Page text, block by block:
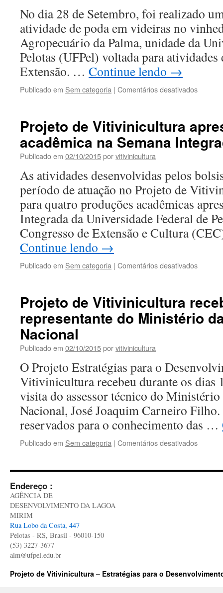
na
No dia 28 de Setembro, foi realizado
atividade de poda em videiras no
Agropecuário da Palma, unidade da
Pelotas (UFPel) voltada para atividades
Extensão. … Continue lendo →
Publicado em Sem categoria | Comentários desativadosem
de
Dia
Projeto de Vitivinicultura
acadêmica na Semana
Publicado em 02/10/2015porvitivinicultura
As atividades desenvolvidas pelos
período de atuação no Projeto de
para quatro produções acadêmicas
Integrada da Universidade Federal de
Congresso de Extensão e Cultura
Continue lendo →
Publicado em Sem categoria | Comentários desativadosem
da
UFPel
Projeto de Vitivinicultura
representante do Ministério
Nacional
Publicado em 02/10/2015porvitivinicultura
O Projeto Estratégias para o
Vitivinicultura recebeu durante os dias
visita do assessor técnico do
Nacional, José Joaquim Carneiro
reservados para o conhecimento das …
Publicado em Sem categoria | Comentários desativadosem
Endereço :
AGÊNCIA DE
DESENVOLVIMENTO DA LAGOA
MIRIM
Rua Lobo da Costa, 447
Pelotas - RS, Brasil - 96010-150
(53) 3227-3677
alm@ufpel.edu.br
Projeto de Vitivinicultura – Estratégias para o